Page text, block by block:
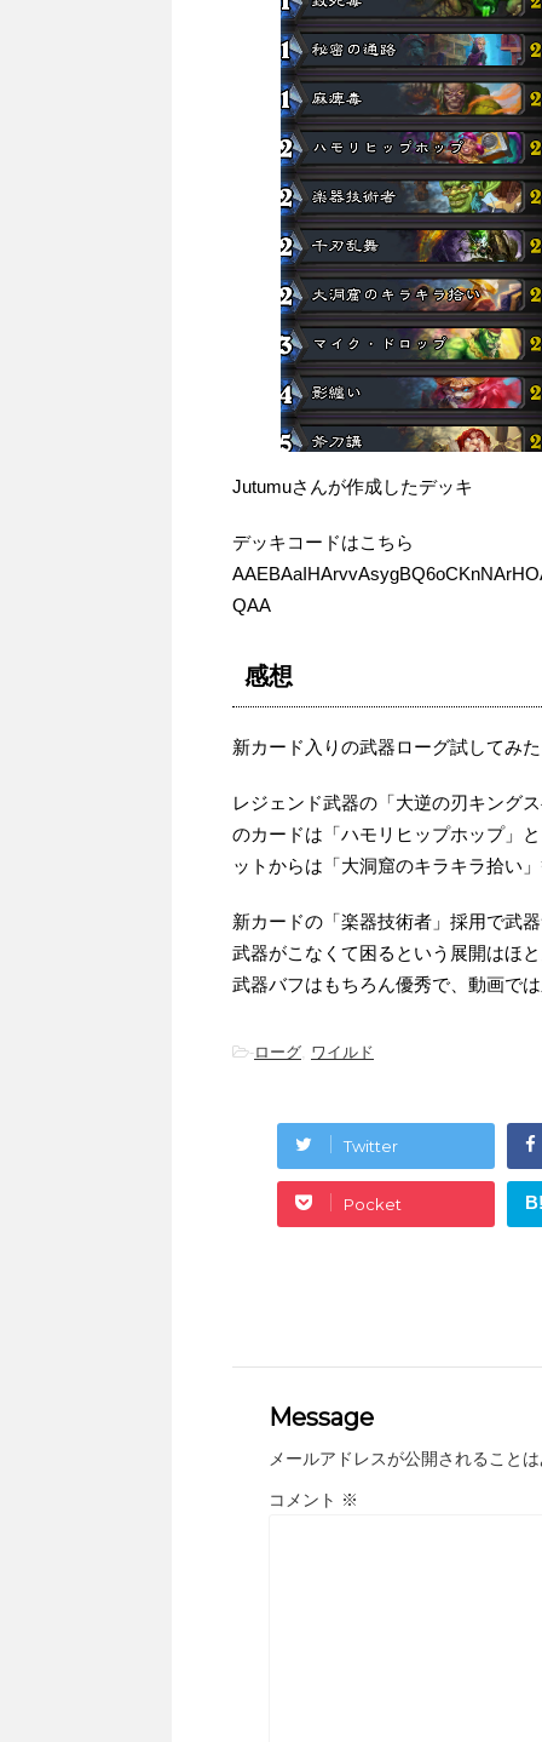
Jutumuさんが作成したデッキ
デッキコードはこちら
QAA
感想
新カード入りの武器ローグ試してみ
レジェンド武器の「大逆の刃キング
のカードは「ハモリヒップホップ」
ットからは「大洞窟のキラキラ拾い
新カードの「楽器技術者」採用で武
武器がこなくて困るという展開はほ
武器バフはもちろん優秀で、動画で
-ローグ, ワイルド
Twitter
Pocket
Message
メールアドレスが公開されること
コメント ※